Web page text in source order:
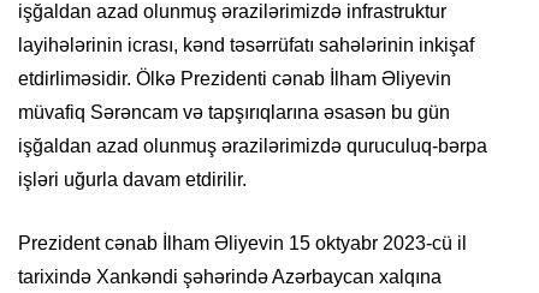
işğaldan azad olunmuş ərazilərimizdə infrastruktur
layihələrinin icrası, kənd təsərrüfatı sahələrinin inkişaf
etdirliməsidir. Ölkə Prezidenti cənab İlham Əliyevin
müvafiq Sərəncam və tapşırıqlarına əsasən bu gün
işğaldan azad olunmuş ərazilərimizdə quruculuq-bərpa
işləri uğurla davam etdirilir.
Prezident cənab İlham Əliyevin 15 oktyabr 2023-cü il
tarixində Xankəndi şəhərində Azərbaycan xalqına